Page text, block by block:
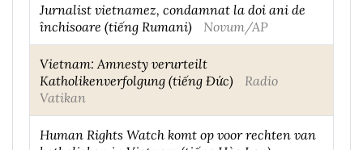
Jurnalist vietnamez, condamnat la doi ani de
închisoare (tiếng Rumani)
Novum/AP
Vietnam: Amnesty verurteilt
Katholikenverfolgung (tiếng Đức)
Radio
Vatikan
Human Rights Watch komt op voor rechten van